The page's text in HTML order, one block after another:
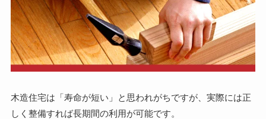
木造住宅は「寿命が短い」と思われがちですが、実際には正
しく整備すれば長期間の利用が可能です。